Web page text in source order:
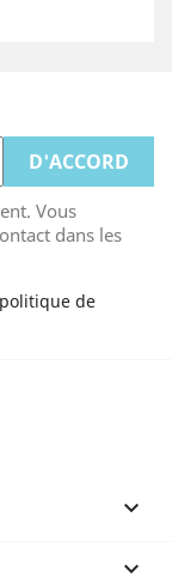
Vous
dans les
de

